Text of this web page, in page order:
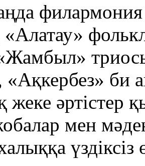
«Алатау»
«Ақкербез» би
жеке әртістер
мен
үздіксіз